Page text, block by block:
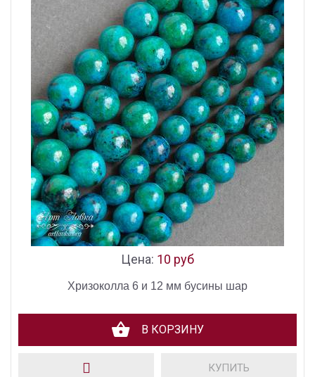
Цена: 10 руб
Хризоколла 6 и 12 мм бусины шар
В КОРЗИНУ
КУПИТЬ